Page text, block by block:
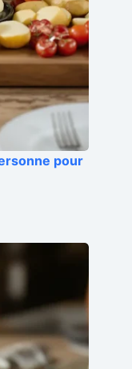
pour